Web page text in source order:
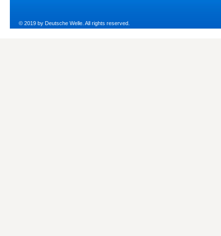
© 2019 by Deutsche Welle. All rights reserved.